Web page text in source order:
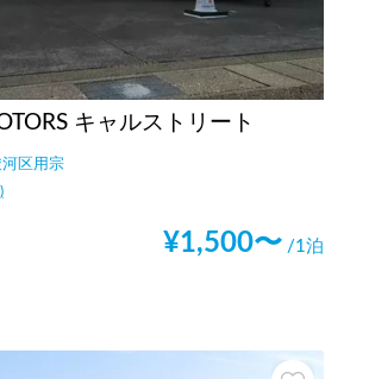
キャルストリート
区用宗
)
¥1,500〜 /1泊